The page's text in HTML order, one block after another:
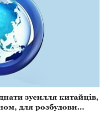
зусилля китайців,
для розбудови
відродженню